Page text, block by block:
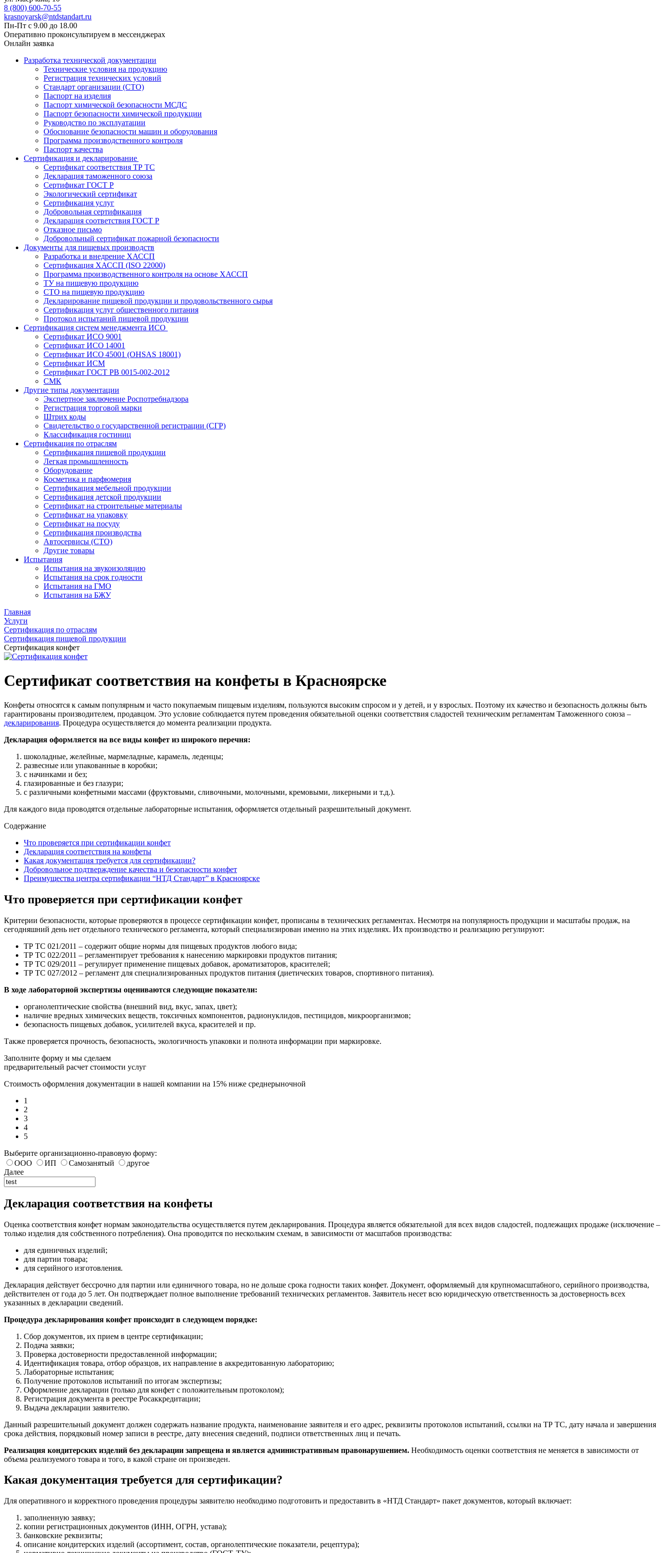
8 (800) 600-70-55
krasnoyarsk@ntdstandart.ru
Пн-Пт с 9.00 до 18.00
Оперативно проконсультируем в мессенджерах
Онлайн заявка
Разработка технической документации
Технические условия на продукцию
Регистрация технических условий
Стандарт организации (СТО)
Паспорт на изделия
Паспорт химической безопасности МСДС
Паспорт безопасности химической продукции
Руководство по эксплуатации
Обоснование безопасности машин и оборудования
Программа производственного контроля
Паспорт качества
Сертификация и декларирование
Сертификат соответствия ТР ТС
Декларация таможенного союза
Сертификат ГОСТ Р
Экологический сертификат
Сертификация услуг
Добровольная сертификация
Декларация соответствия ГОСТ Р
Отказное письмо
Добровольный сертификат пожарной безопасности
Документы для пищевых производств
Разработка и внедрение ХАССП
Сертификация ХАССП (ISO 22000)
Программа производственного контроля на основе ХАССП
ТУ на пищевую продукцию
СТО на пищевую продукцию
Декларирование пищевой продукции и продовольственного сырья
Сертификация услуг общественного питания
Протокол испытаний пищевой продукции
Сертификация систем менеджмента ИСО
Сертификат ИСО 9001
Сертификат ИСО 14001
Сертификат ИСО 45001 (OHSAS 18001)
Сертификат ИСМ
Сертификат ГОСТ РВ 0015-002-2012
СМК
Другие типы документации
Экспертное заключение Роспотребнадзора
Регистрация торговой марки
Штрих коды
Свидетельство о государственной регистрации (СГР)
Классификация гостиниц
Сертификация по отраслям
Сертификация пищевой продукции
Легкая промышленность
Оборудование
Косметика и парфюмерия
Сертификация мебельной продукции
Сертификация детской продукции
Сертификат на строительные материалы
Сертификат на упаковку
Сертификат на посуду
Сертификация производства
Автосервисы (СТО)
Другие товары
Испытания
Испытания на звукоизоляцию
Испытания на срок годности
Испытания на ГМО
Испытания на БЖУ
Главная
Услуги
Сертификация по отраслям
Сертификация пищевой продукции
Сертификация конфет
Сертификат соответствия на конфеты в Красноярске
Конфеты относятся к самым популярным и часто покупаемым пищевым изделиям, пользуются высоким спросом и у детей, и у взрослых. Поэтому их качество и безопасность должны быть
гарантированы производителем, продавцом. Это условие соблюдается путем проведения обязательной оценки соответствия сладостей техническим регламентам Таможенного союза –
декларирования. Процедура осуществляется до момента реализации продукта.
Декларация оформляется на все виды конфет из широкого перечня:
шоколадные, желейные, мармеладные, карамель, леденцы;
развесные или упакованные в коробки;
с начинками и без;
глазированные и без глазури;
с различными конфетными массами (фруктовыми, сливочными, молочными, кремовыми, ликерными и т.д.).
Для каждого вида проводятся отдельные лабораторные испытания, оформляется отдельный разрешительный документ.
Содержание
Что проверяется при сертификации конфет
Декларация соответствия на конфеты
Какая документация требуется для сертификации?
Добровольное подтверждение качества и безопасности конфет
Преимущества центра сертификации “НТД Стандарт” в Красноярске
Что проверяется при сертификации конфет
Критерии безопасности, которые проверяются в процессе сертификации конфет, прописаны в технических регламентах. Несмотря на популярность продукции и масштабы продаж, на
сегодняшний день нет отдельного технического регламента, который специализирован именно на этих изделиях. Их производство и реализацию регулируют:
ТР ТС 021/2011 – содержит общие нормы для пищевых продуктов любого вида;
ТР ТС 022/2011 – регламентирует требования к нанесению маркировки продуктов питания;
ТР ТС 029/2011 – регулирует применение пищевых добавок, ароматизаторов, красителей;
ТР ТС 027/2012 – регламент для специализированных продуктов питания (диетических товаров, спортивного питания).
В ходе лабораторной экспертизы оцениваются следующие показатели:
органолептические свойства (внешний вид, вкус, запах, цвет);
наличие вредных химических веществ, токсичных компонентов, радионуклидов, пестицидов, микроорганизмов;
безопасность пищевых добавок, усилителей вкуса, красителей и пр.
Также проверяется прочность, безопасность, экологичность упаковки и полнота информации при маркировке.
Заполните форму и мы сделаем
предварительный расчет стоимости услуг
Стоимость оформления документации в нашей компании на 15% ниже среднерыночной
1
2
3
4
5
Выберите организационно-правовую форму:
ООО
ИП Самозанятый
другое
Далее
Декларация соответствия на конфеты
Оценка соответствия конфет нормам законодательства осуществляется путем декларирования. Процедура является обязательной для всех видов сладостей, подлежащих продаже (исключение –
только изделия для собственного потребления). Она проводится по нескольким схемам, в зависимости от масштабов производства:
для единичных изделий;
для партии товара;
для серийного изготовления.
Декларация действует бессрочно для партии или единичного товара, но не дольше срока годности таких конфет. Документ, оформляемый для крупномасштабного, серийного производства,
действителен от года до 5 лет. Он подтверждает полное выполнение требований технических регламентов. Заявитель несет всю юридическую ответственность за достоверность всех
указанных в декларации сведений.
Процедура декларирования конфет происходит в следующем порядке:
Сбор документов, их прием в центре сертификации;
Подача заявки;
Проверка достоверности предоставленной информации;
Идентификация товара, отбор образцов, их направление в аккредитованную лабораторию;
Лабораторные испытания;
Получение протоколов испытаний по итогам экспертизы;
Оформление декларации (только для конфет с положительным протоколом);
Регистрация документа в реестре Росаккредитации;
Выдача декларации заявителю.
Данный разрешительный документ должен содержать название продукта, наименование заявителя и его адрес, реквизиты протоколов испытаний, ссылки на ТР ТС, дату начала и завершения
срока действия, порядковый номер записи в реестре, дату внесения сведений, подписи ответственных лиц и печать.
Реализация кондитерских изделий без декларации запрещена и является административным правонарушением. Необходимость оценки соответствия не меняется в зависимости от
объема реализуемого товара и того, в какой стране он произведен.
Какая документация требуется для сертификации?
Для оперативного и корректного проведения процедуры заявителю необходимо подготовить и предоставить в «НТД Стандарт» пакет документов, который включает:
заполненную заявку;
копии регистрационных документов (ИНН, ОГРН, устава);
банковские реквизиты;
описание кондитерских изделий (ассортимент, состав, органолептические показатели, рецептура);